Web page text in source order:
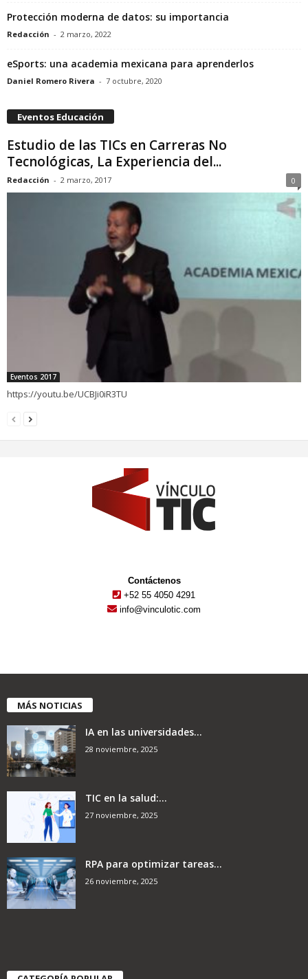
Protección moderna de datos: su importancia
Redacción - 2 marzo, 2022
eSports: una academia mexicana para aprenderlos
Daniel Romero Rivera - 7 octubre, 2020
Eventos Educación
Estudio de las TICs en Carreras No
Tecnológicas, La Experiencia del...
Redacción - 2 marzo, 2017 0
Eventos 2017
https://youtu.be/UCBJi0iR3TU
Contáctenos
+52 55 4050 4291
info@vinculotic.com
MÁS NOTICIAS
IA en las universidades...
28 noviembre, 2025
TIC en la salud:...
27 noviembre, 2025
RPA para optimizar tareas...
26 noviembre, 2025